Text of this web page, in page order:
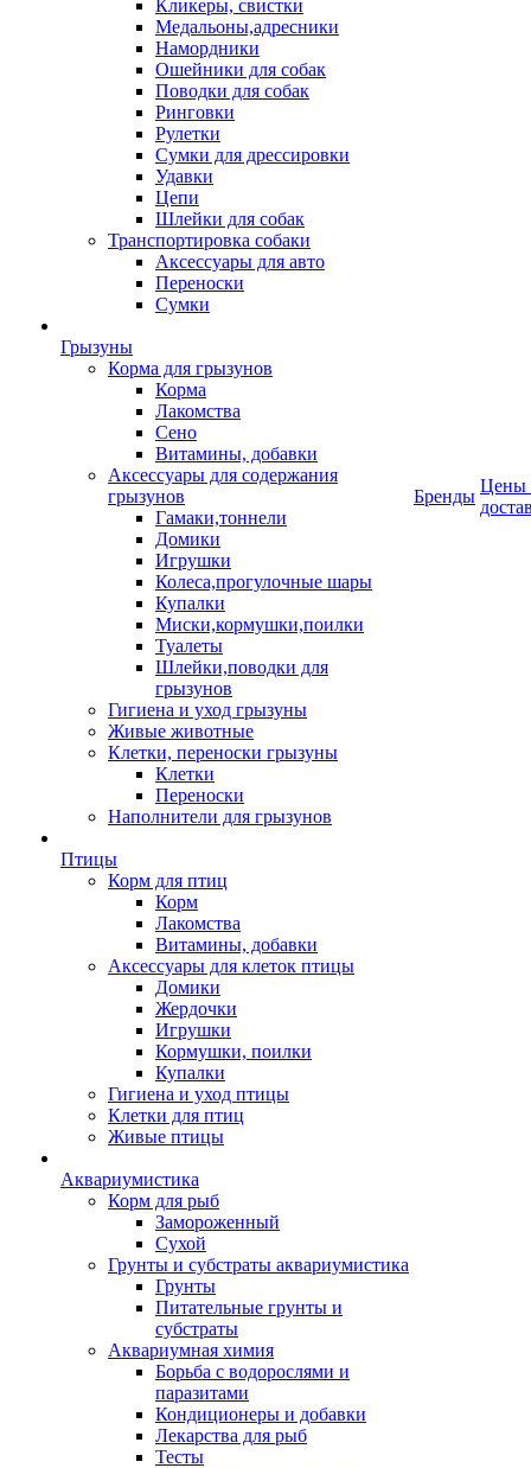
Кликеры, свистки
Медальоны,адресники
Намордники
Ошейники для собак
Поводки для собак
Ринговки
Рулетки
Сумки для дрессировки
Удавки
Цепи
Шлейки для собак
Транспортировка собаки
Аксессуары для авто
Переноски
Сумки
Грызуны
Корма для грызунов
Корма
Лакомства
Сено
Витамины, добавки
Аксессуары для содержания
грызунов
Гамаки,тоннели
Домики
Игрушки
Колеса,прогулочные шары
Купалки
Миски,кормушки,поилки
Туалеты
Шлейки,поводки для
грызунов
Гигиена и уход грызуны
Живые животные
Клетки, переноски грызуны
Клетки
Переноски
Наполнители для грызунов
Птицы
Корм для птиц
Корм
Лакомства
Витамины, добавки
Аксессуары для клеток птицы
Домики
Жердочки
Игрушки
Кормушки, поилки
Купалки
Гигиена и уход птицы
Клетки для птиц
Живые птицы
Аквариумистика
Корм для рыб
Замороженный
Сухой
Грунты и субстраты аквариумистика
Грунты
Питательные грунты и
субстраты
Аквариумная химия
Борьба с водорослями и
паразитами
Кондиционеры и добавки
Лекарства для рыб
Тесты
Бренды
Цены